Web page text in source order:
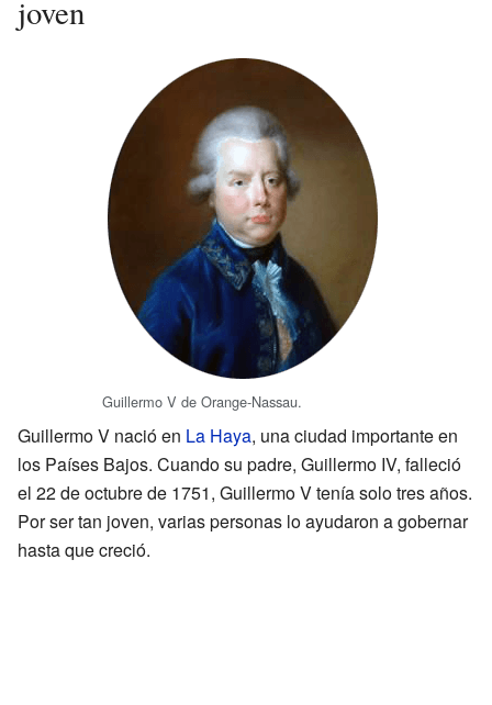
joven
Guillermo V de Orange-Nassau.
Guillermo V nació en La Haya, una ciudad importante en
los Países Bajos. Cuando su padre, Guillermo IV, falleció
el 22 de octubre de 1751, Guillermo V tenía solo tres años.
Por ser tan joven, varias personas lo ayudaron a gobernar
hasta que creció.